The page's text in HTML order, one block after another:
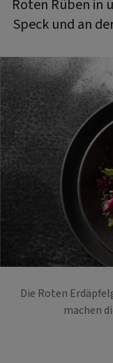
Roten Rüben in
Speck und an
Die Roten
machen